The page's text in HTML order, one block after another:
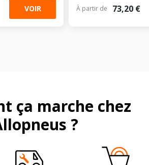
VOIR À partir de 73,20 €
ça marche chez
?